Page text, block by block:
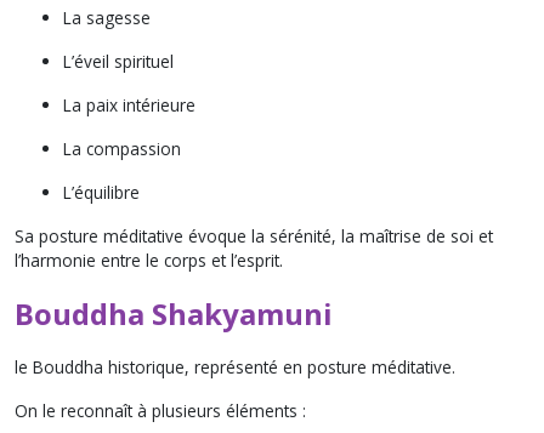
La sagesse
L’éveil spirituel
La paix intérieure
La compassion
L’équilibre
Sa posture méditative évoque la sérénité, la maîtrise de soi et
l’harmonie entre le corps et l’esprit.
Bouddha Shakyamuni
le Bouddha historique, représenté en posture méditative.
On le reconnaît à plusieurs éléments :